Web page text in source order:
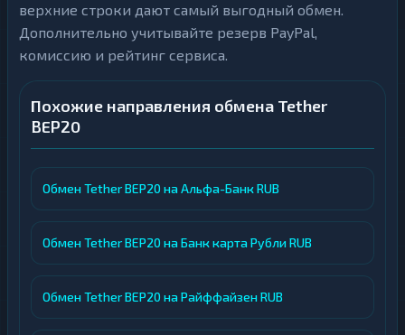
верхние строки дают самый выгодный обмен.
Дополнительно учитывайте резерв PayPal,
комиссию и рейтинг сервиса.
Похожие направления обмена Tether
BEP20
Обмен Tether BEP20 на Альфа-Банк RUB
Обмен Tether BEP20 на Банк карта Рубли RUB
Обмен Tether BEP20 на Райффайзен RUB